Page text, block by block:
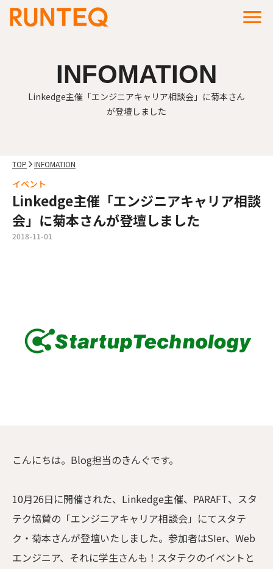
menu
INFOMATION
Linkedge主催「エンジニアキャリア相談会」に菊本さん
が登壇しました
TOP arrow_forward_ios INFOMATION
イベント
Linkedge主催「エンジニアキャリア相談
会」に菊本さんが登壇しました
2018-11-01
こんにちは。Blog担当のきんぐです。
10月26日に開催された、Linkedge主催、PARAFT、スタ
テク協賛の「エンジニアキャリア相談会」にてスタテ
ク・菊本さんが登壇いたしました。参加者はSIer、Web
エンジニア、それに学生さんも！スタテクのイベントと